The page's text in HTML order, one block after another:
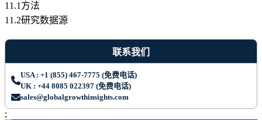
11.1方法
11.2研究数据源
联系我们
USA : +1 (855) 467-7775 (免费电话)
UK : +44 8085 022397 (免费电话)
sales@globalgrowthinsights.com
;